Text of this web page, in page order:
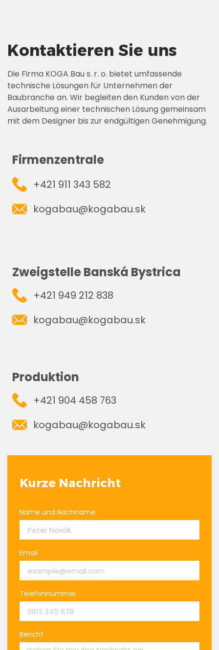
Kontaktieren Sie uns
Die Firma KOGA Bau s. r. o. bietet umfassende
technische Lösungen für Unternehmen der
Baubranche an. Wir begleiten den Kunden von der
Ausarbeitung einer technischen Lösung gemeinsam
mit dem Designer bis zur endgültigen Genehmigung.
Firmenzentrale
+421 911 343 582
kogabau@kogabau.sk
Zweigstelle Banská Bystrica
+421 949 212 838
kogabau@kogabau.sk
Produktion
+421 904 458 763
kogabau@kogabau.sk
Kurze Nachricht
Name und Nachname
Email
Telefonnummer
Bericht